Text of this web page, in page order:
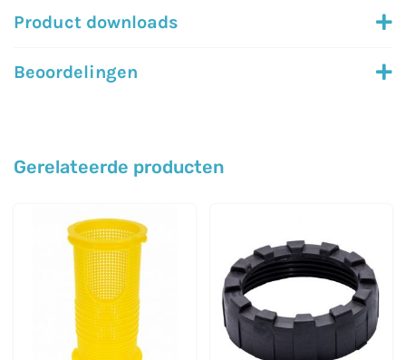
Product downloads
Beoordelingen
Gerelateerde producten